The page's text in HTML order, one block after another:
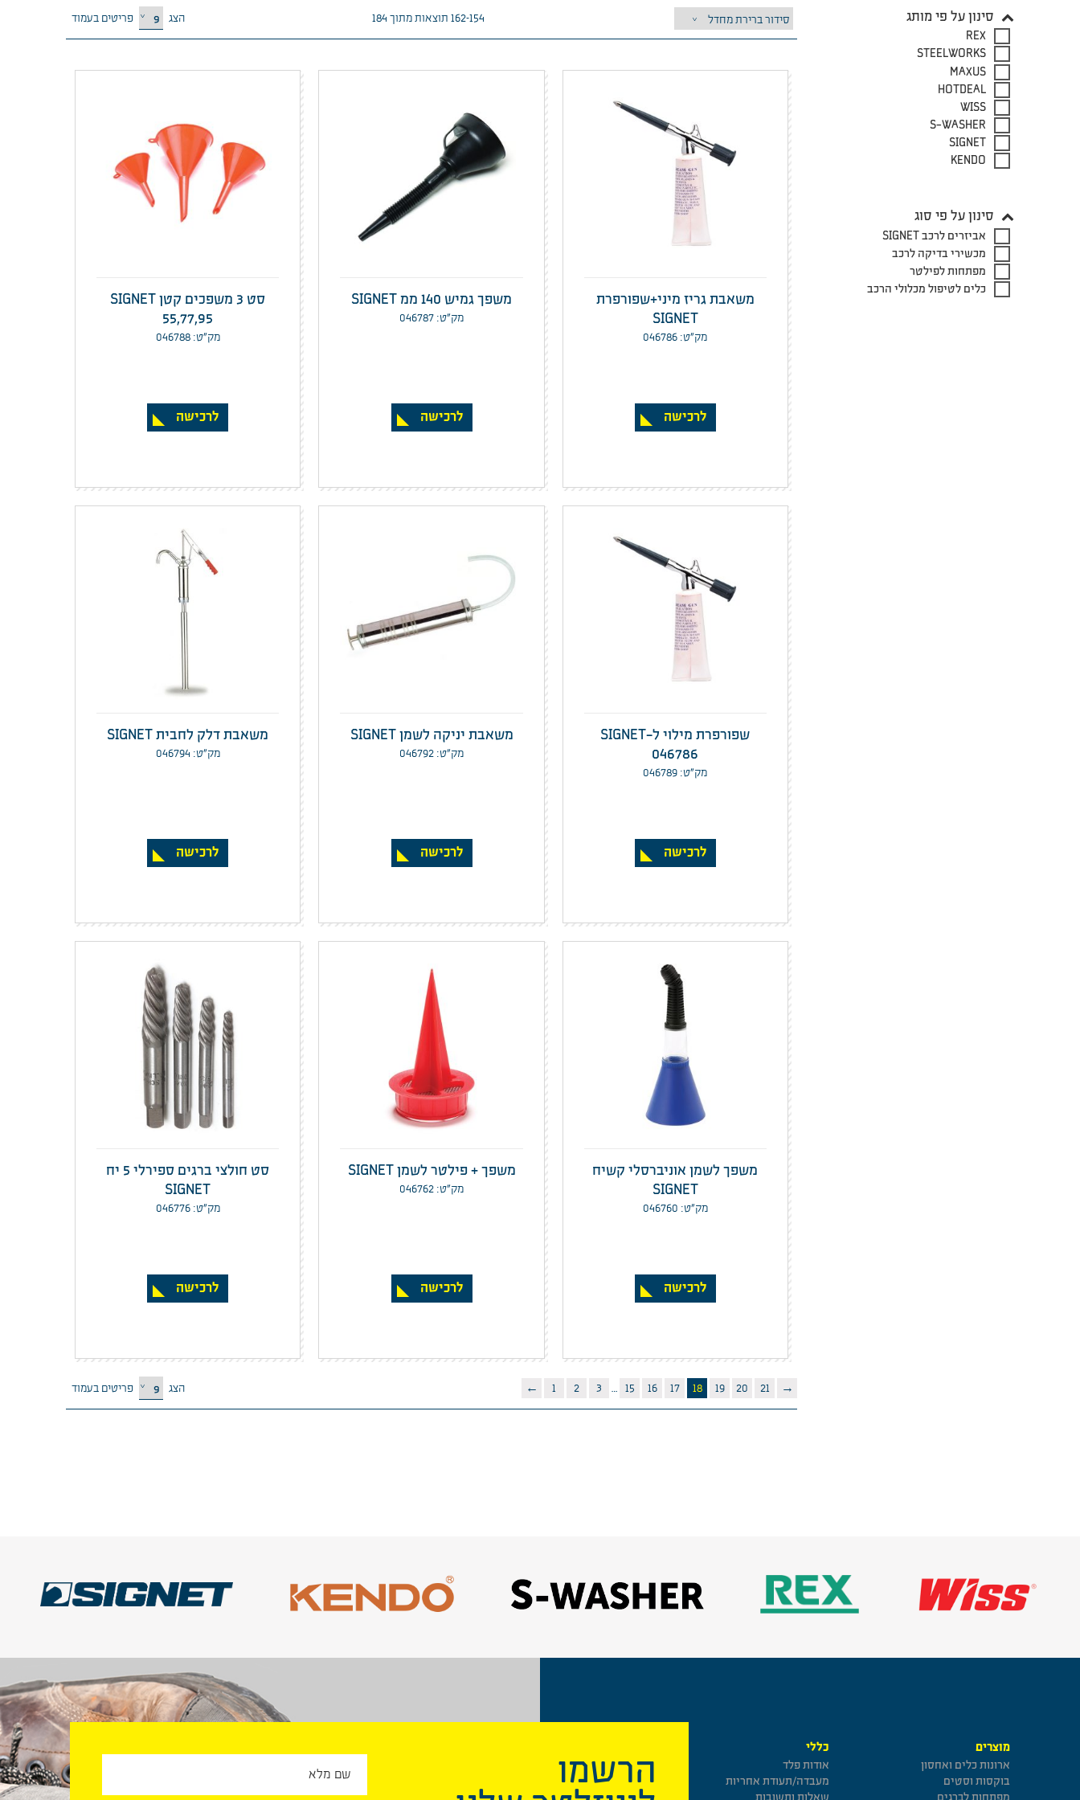
סינון על פי מותג
REX
STEELWORKS
MAXUS
HOTDEAL
WISS
S-WASHER
SIGNET
KENDO
סינון על פי סוג
אביזרים לרכב SIGNET
מכשירי בדיקה לרכב
מפתחות לפילטר
כלים לטיפול מכלולי הרכב
154–162 תוצאות מתוך 184 הצג פריטים בעמוד
משאבת גריז מיני+שפורפרת
SIGNET
מק”ט: 046786
לרכישה
משפך גמיש 140 ממ SIGNET
מק”ט: 046787
לרכישה
סט 3 משפכים קטן SIGNET
55,77,95
מק”ט: 046788
לרכישה
שפורפרת מילוי ל-SIGNET
046786
מק”ט: 046789
לרכישה
משאבת יניקה לשמן SIGNET
מק”ט: 046792
לרכישה
משאבת דלק לחבית SIGNET
מק”ט: 046794
לרכישה
משפך לשמן אוניברסלי קשיח
SIGNET
מק”ט: 046760
לרכישה
משפך + פילטר לשמן SIGNET
מק”ט: 046762
לרכישה
סט חולצי ברגים ספירלי 5 יח
SIGNET
מק”ט: 046776
לרכישה
← 1 2 3 … 15 16 17 18 19 20 21 → הצג פריטים בעמוד
מוצרים
ארונות כלים ואחסון
בוקסות וסטים
כללי
אודות פלד
מעבדה/תעודת אחריות
הרשמו